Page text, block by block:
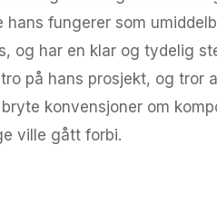
fungerer som
og har en klar og tydelig
på hans prosjekt, og
konvensjoner om
ville gått forbi.